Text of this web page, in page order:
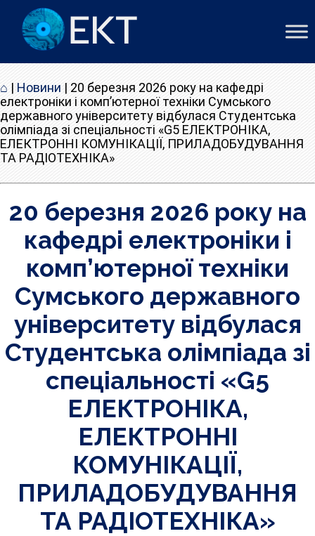
⌂ | Новини | 20 березня 2026 року на кафедрі
електроніки і комп’ютерної техніки Сумського
державного університету відбулася Студентська
олімпіада зі спеціальності «G5 ЕЛЕКТРОНІКА,
ЕЛЕКТРОННІ КОМУНІКАЦІЇ, ПРИЛАДОБУДУВАННЯ
ТА РАДІОТЕХНІКА»
20 березня 2026 року на
кафедрі електроніки і
комп’ютерної техніки
Сумського державного
університету відбулася
Студентська олімпіада зі
спеціальності «G5
ЕЛЕКТРОНІКА,
ЕЛЕКТРОННІ
КОМУНІКАЦІЇ,
ПРИЛАДОБУДУВАННЯ
ТА РАДІОТЕХНІКА»